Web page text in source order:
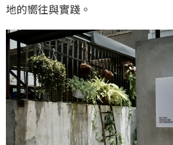
地的嚮往與實踐。